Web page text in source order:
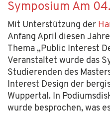
Symposium Am
Mit Unterstützung der
Anfang April diesen
Thema „Public Interest
Veranstaltet wurde das
Studierenden des
Interest Design der
Wuppertal. In
wurde besprochen, was